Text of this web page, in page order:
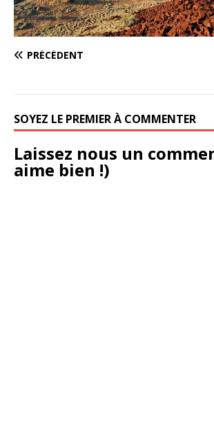
PRÉCÉDENT
SOYEZ LE PREMIER À COMMENTER
Laissez nous un
aime bien !)